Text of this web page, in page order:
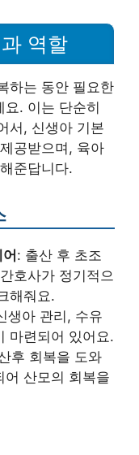
역할
하는 동안 필요한
요. 이는 단순히
서, 신생아 기본
공받으며, 육아
준답니다.
: 출산 후 초조
호사가 정기적으
해줘요.
생아 관리, 수유
마련되어 있어요.
후 회복을 도와
어 산모의 회복을